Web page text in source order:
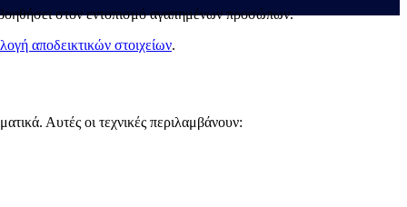
στον εντοπισμό αγαπημένων προσώπων.
αποδεικτικών στοιχείων.
Αυτές οι τεχνικές περιλαμβάνουν: